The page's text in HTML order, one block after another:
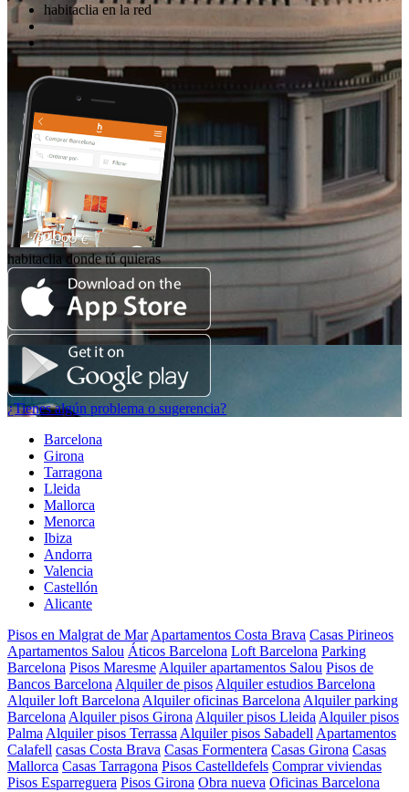
habitaclia en la red
habitaclia donde tú quieras
¿Tienes algún problema o sugerencia?
Barcelona
Girona
Tarragona
Lleida
Mallorca
Menorca
Ibiza
Andorra
Valencia
Castellón
Alicante
Pisos en Malgrat de Mar Apartamentos Costa Brava Casas Pirineos
Apartamentos Salou Áticos Barcelona Loft Barcelona Parking
Barcelona Pisos Maresme Alquiler apartamentos Salou Pisos de
Bancos Barcelona Alquiler de pisos Alquiler estudios Barcelona
Alquiler loft Barcelona Alquiler oficinas Barcelona Alquiler parking
Barcelona Alquiler pisos Girona Alquiler pisos Lleida Alquiler pisos
Palma Alquiler pisos Terrassa Alquiler pisos Sabadell Apartamentos
Calafell casas Costa Brava Casas Formentera Casas Girona Casas
Mallorca Casas Tarragona Pisos Castelldefels Comprar viviendas
Pisos Esparreguera Pisos Girona Obra nueva Oficinas Barcelona